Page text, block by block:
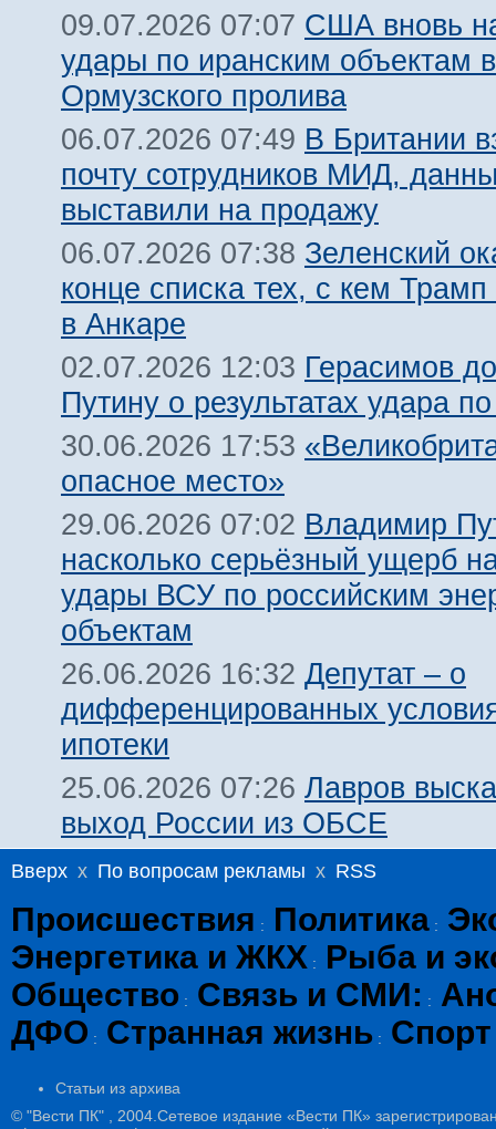
09.07.2026 07:07 США вновь
удары по иранским объектам
Ормузского пролива
06.07.2026 07:49 В Британии
почту сотрудников МИД,
выставили на продажу
06.07.2026 07:38 Зеленский
конце списка тех, с кем Трамп
в Анкаре
02.07.2026 12:03 Герасимов
Путину о результатах удара
30.06.2026 17:53
опасное место»
29.06.2026 07:02 Владимир
насколько серьёзный ущерб
удары ВСУ по российским
объектам
26.06.2026 16:32 Депутат – о
дифференцированных
ипотеки
25.06.2026 07:26 Лавров
выход России из ОБСЕ
Вверх x По вопросам рекламы x RSS
Происшествия : Политика :
Энергетика и ЖКХ :
Рыба и
Общество : Связь и СМИ: :
ДФО : Странная жизнь : Спорт
Статьи из архива
© "Вести ПК" , 2004.Сетевое издание «Вести ПК»